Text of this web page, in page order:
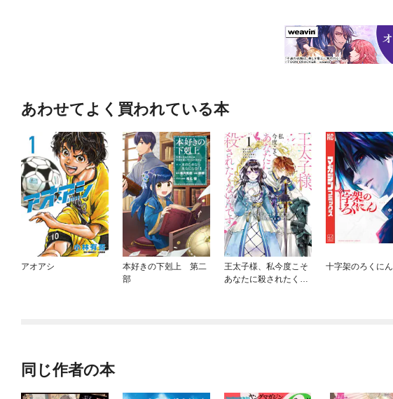
あわせてよく買われている本
アオアシ
本好きの下剋上 第二
部
王太子様、私今度こそ
あなたに殺されたくな
十字架のろくにん
同じ作者の本